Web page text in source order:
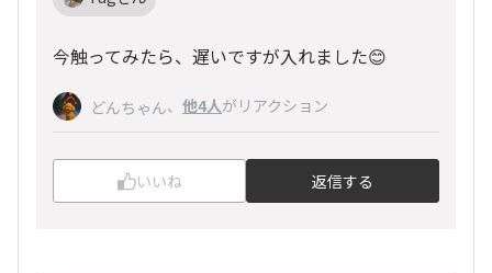
今触ってみたら、遅いですが入れました😊
どんちゃん、 他4人がリアクション
いいね 返信する